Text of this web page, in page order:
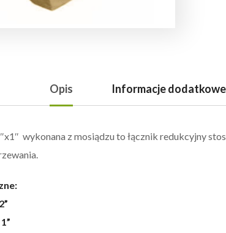
Opis Informacje dodatkowe
wykonana z mosiądzu to łącznik redukcyjny
2”
1”